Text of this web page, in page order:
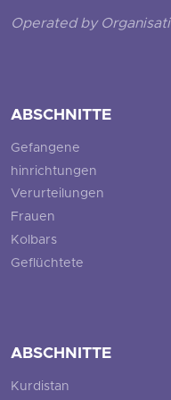
Operated by
ABSCHNITTE
Gefangene
hinrichtungen
Verurteilungen
Frauen
Kolbars
Geflüchtete
ABSCHNITTE
Kurdistan